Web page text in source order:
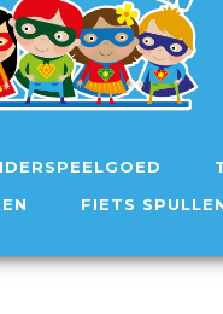
FIETS